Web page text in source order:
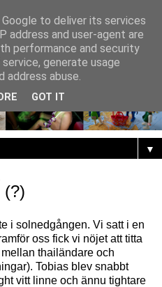
▼
(?)
i solnedgången. Vi satt i en
oss fick vi nöjet att titta
thailändare och
Tobias blev snabbt
vitt linne och ännu tightare
to deliver its services
address and user-agent are
performance and security
generate usage
abuse.
GOT IT